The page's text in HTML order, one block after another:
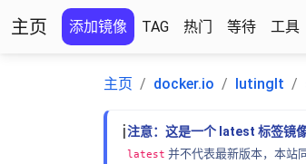
主页 添加镜像 TAG 热门 等待 工具
主页 docker.io lutinglt
ℹ️注意：这是一个 latest 标签镜
latest 并不代表最新版本，本站